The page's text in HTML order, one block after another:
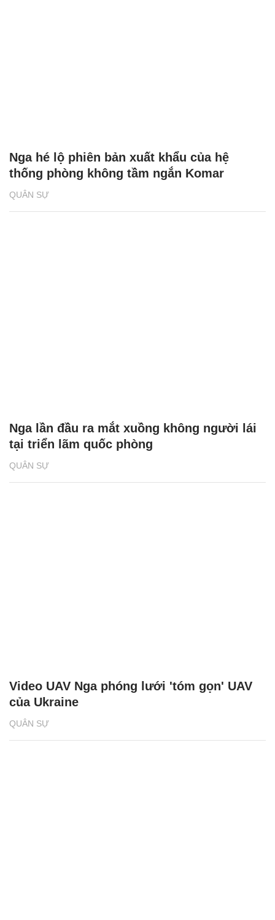
QUÂN SỰ
Nga hé lộ phiên bản xuất khẩu của hệ
thống phòng không tầm ngắn Komar
QUÂN SỰ
Nga lần đầu ra mắt xuồng không người lái
tại triển lãm quốc phòng
QUÂN SỰ
Video UAV Nga phóng lưới 'tóm gọn' UAV
của Ukraine